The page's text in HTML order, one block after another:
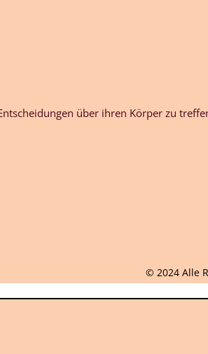
über ihren Körper zu
© 2024 Alle